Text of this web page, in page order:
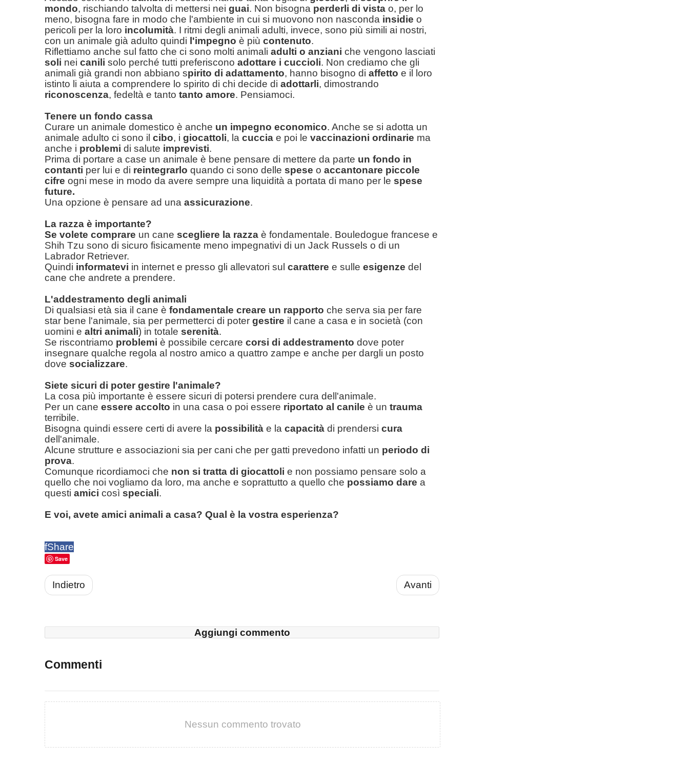
mondo, rischiando talvolta di mettersi nei guai. Non bisogna perderli di vista o, per lo
meno, bisogna fare in modo che l'ambiente in cui si muovono non nasconda insidie o
pericoli per la loro incolumità. I ritmi degli animali adulti, invece, sono più simili ai nostri,
con un animale già adulto quindi l'impegno è più contenuto.
Riflettiamo anche sul fatto che ci sono molti animali adulti o anziani che vengono lasciati
soli nei canili solo perché tutti preferiscono adottare i cuccioli. Non crediamo che gli
animali già grandi non abbiano spirito di adattamento, hanno bisogno di affetto e il loro
istinto li aiuta a comprendere lo spirito di chi decide di adottarli, dimostrando
riconoscenza, fedeltà e tanto tanto amore. Pensiamoci.
Tenere un fondo cassa
Curare un animale domestico è anche un impegno economico. Anche se si adotta un
animale adulto ci sono il cibo, i giocattoli, la cuccia e poi le vaccinazioni ordinarie ma
anche i problemi di salute imprevisti.
Prima di portare a case un animale è bene pensare di mettere da parte un fondo in
contanti per lui e di reintegrarlo quando ci sono delle spese o accantonare piccole
cifre ogni mese in modo da avere sempre una liquidità a portata di mano per le spese
future.
Una opzione è pensare ad una assicurazione.
La razza è importante?
Se volete comprare un cane scegliere la razza è fondamentale. Bouledogue francese e
Shih Tzu sono di sicuro fisicamente meno impegnativi di un Jack Russels o di un
Labrador Retriever.
Quindi informatevi in internet e presso gli allevatori sul carattere e sulle esigenze del
cane che andrete a prendere.
L'addestramento degli animali
Di qualsiasi età sia il cane è fondamentale creare un rapporto che serva sia per fare
star bene l'animale, sia per permetterci di poter gestire il cane a casa e in società (con
uomini e altri animali) in totale serenità.
Se riscontriamo problemi è possibile cercare corsi di addestramento dove poter
insegnare qualche regola al nostro amico a quattro zampe e anche per dargli un posto
dove socializzare.
Siete sicuri di poter gestire l'animale?
La cosa più importante è essere sicuri di potersi prendere cura dell'animale.
Per un cane essere accolto in una casa o poi essere riportato al canile è un trauma
terribile.
Bisogna quindi essere certi di avere la possibilità e la capacità di prendersi cura
dell'animale.
Alcune strutture e associazioni sia per cani che per gatti prevedono infatti un periodo di
prova.
Comunque ricordiamoci che non si tratta di giocattoli e non possiamo pensare solo a
quello che noi vogliamo da loro, ma anche e soprattutto a quello che possiamo dare a
questi amici così speciali.
E voi, avete amici animali a casa? Qual è la vostra esperienza?
fShare
Save
Indietro Avanti
Aggiungi commento
Commenti
Nessun commento trovato